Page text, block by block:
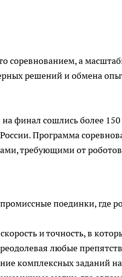
соревнованием, а
решений и обмена
финал сошлись более
Программа
требующими от роботов
поединки, где
и точность, в
любые
комплексных заданий